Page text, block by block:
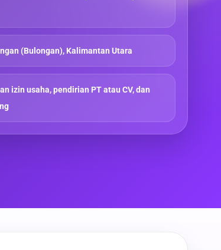
(Bulongan), Kalimantan Utara
izin usaha, pendirian PT atau CV, dan